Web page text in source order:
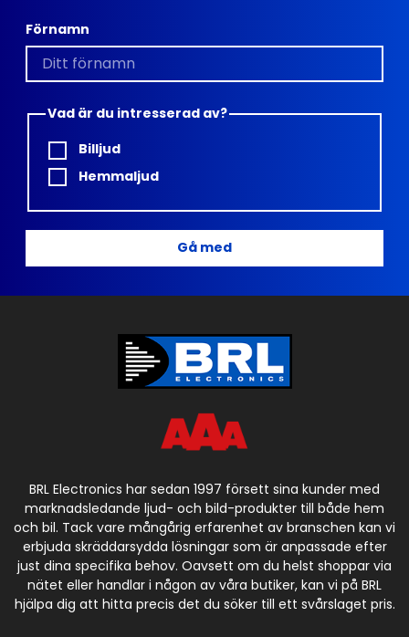
Förnamn
Vad är du intresserad av?
Billjud
Hemmaljud
Gå med
BRL Electronics har sedan 1997 försett sina kunder med
marknadsledande ljud- och bild-produkter till både hem
och bil. Tack vare mångårig erfarenhet av branschen kan vi
erbjuda skräddarsydda lösningar som är anpassade efter
just dina specifika behov. Oavsett om du helst shoppar via
nätet eller handlar i någon av våra butiker, kan vi på BRL
hjälpa dig att hitta precis det du söker till ett svårslaget pris.